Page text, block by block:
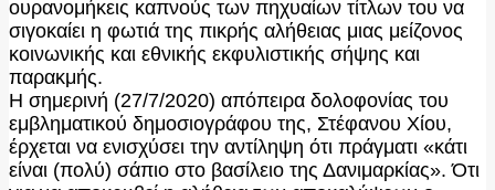
ουρανομήκεις καπνούς των πηχυαίων τίτλων του να
σιγοκαίει η φωτιά της πικρής αλήθειας μιας μείζονος
κοινωνικής και εθνικής εκφυλιστικής σήψης και
παρακμής.
Η σημερινή (27/7/2020) απόπειρα δολοφονίας του
εμβληματικού δημοσιογράφου της, Στέφανου Χίου,
έρχεται να ενισχύσει την αντίληψη ότι πράγματι «κάτι
είναι (πολύ) σάπιο στο βασίλειο της Δανιμαρκίας». Ότι